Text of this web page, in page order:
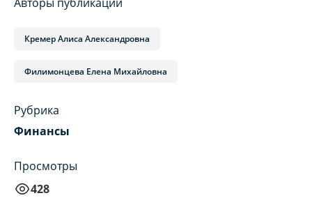
Кремер Алиса Александровна
Филимонцева Елена Михайловна
Рубрика
Финансы
Просмотры
428